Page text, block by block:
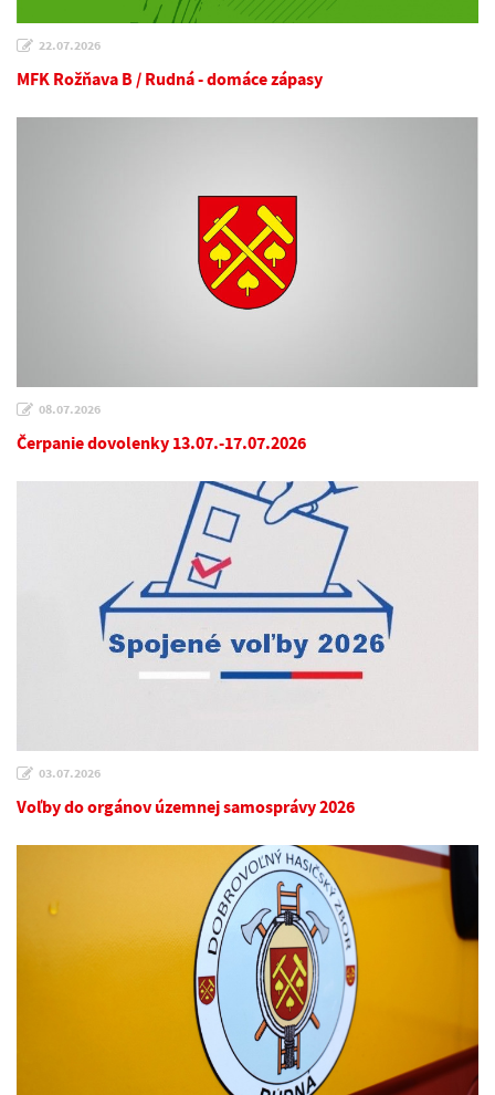
22.07.2026
MFK Rožňava B / Rudná - domáce zápasy
08.07.2026
Čerpanie dovolenky 13.07.-17.07.2026
03.07.2026
Voľby do orgánov územnej samosprávy 2026